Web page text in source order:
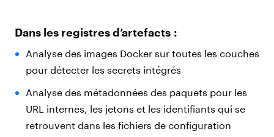
Dans les registres d’artefacts :
Analyse des images Docker sur toutes les couches
pour détecter les secrets intégrés
Analyse des métadonnées des paquets pour les
URL internes, les jetons et les identifiants qui se
retrouvent dans les fichiers de configuration